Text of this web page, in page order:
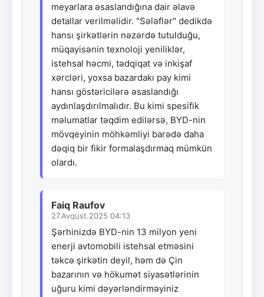
meyarlara əsaslandığına dair əlavə
detallar verilməlidir. "Sələflər" dedikdə
hansı şirkətlərin nəzərdə tutulduğu,
müqayisənin texnoloji yeniliklər,
istehsal həcmi, tədqiqat və inkişaf
xərcləri, yoxsa bazardakı pay kimi
hansı göstəricilərə əsaslandığı
aydınlaşdırılmalıdır. Bu kimi spesifik
məlumatlar təqdim edilərsə, BYD-nin
mövqeyinin möhkəmliyi barədə daha
dəqiq bir fikir formalaşdırmaq mümkün
olardı.
Faiq Raufov
27.Avqust.2025 04:13
Şərhinizdə BYD-nin 13 milyon yeni
enerji avtomobili istehsal etməsini
təkcə şirkətin deyil, həm də Çin
bazarının və hökumət siyasətlərinin
uğuru kimi dəyərləndirməyiniz